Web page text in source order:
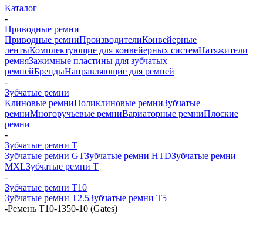
Каталог
-
Приводные ремни
Приводные ремниПроизводителиКонвейерные
лентыКомплектующие для конвейерных системНатяжители
ремняЗажимные пластины для зубчатых
ремнейБрендыНаправляющие для ремней
-
Зубчатые ремни
Клиновые ремниПоликлиновые ремниЗубчатые
ремниМногоручьевые ремниВариаторные ремниПлоские
ремни
-
Зубчатые ремни Т
Зубчатые ремни GTЗубчатые ремни HTDЗубчатые ремни
MXLЗубчатые ремни Т
-
Зубчатые ремни Т10
Зубчатые ремни Т2.5Зубчатые ремни Т5
-Ремень T10-1350-10 (Gates)